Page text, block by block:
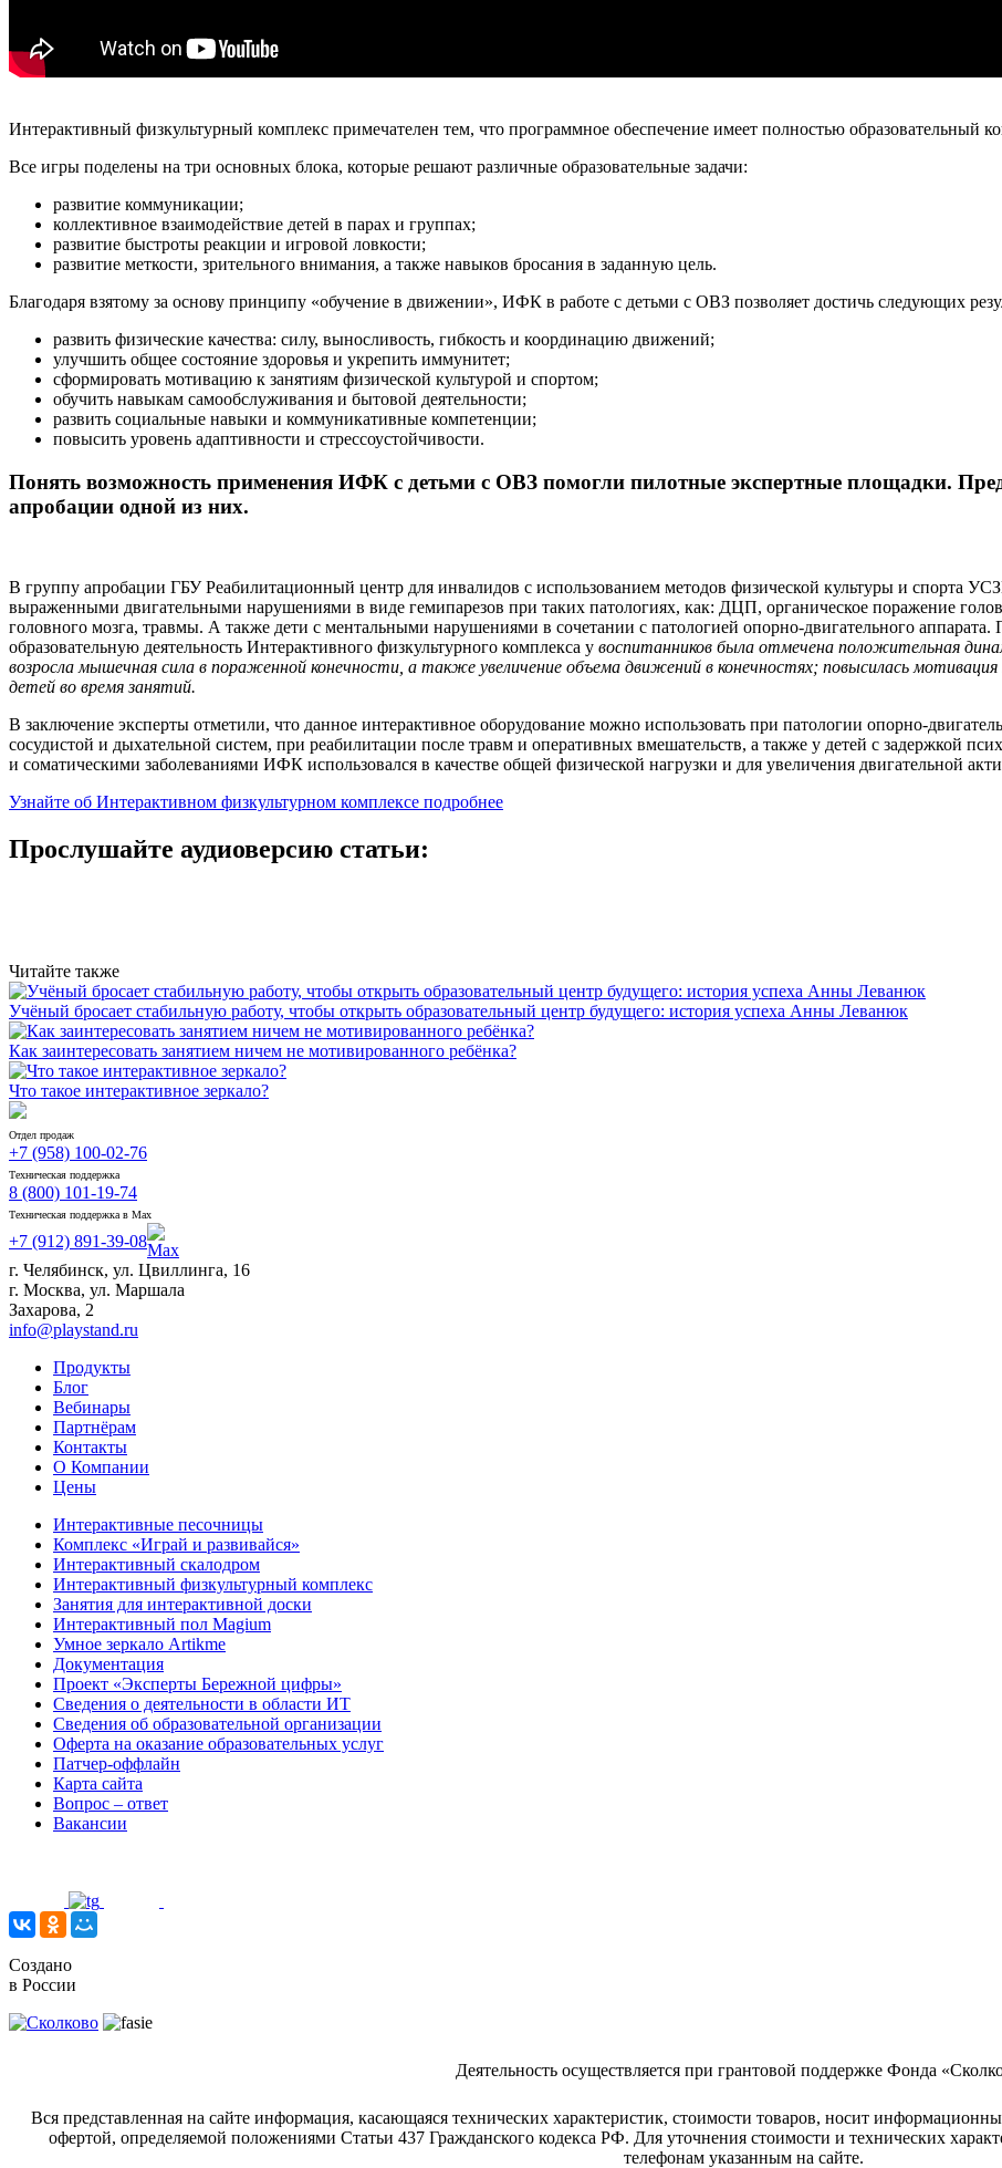
Интерактивный физкультурный комплекс примечателен тем, что программное обеспечение имеет полностью образовательный
Все игры поделены на три основных блока, которые решают различные образовательные задачи:
развитие коммуникации;
коллективное взаимодействие детей в парах и группах;
развитие быстроты реакции и игровой ловкости;
развитие меткости, зрительного внимания, а также навыков бросания в заданную цель.
Благодаря взятому за основу принципу «обучение в движении», ИФК в работе с детьми с ОВЗ позволяет достичь следующих
развить физические качества: силу, выносливость, гибкость и координацию движений;
улучшить общее состояние здоровья и укрепить иммунитет;
сформировать мотивацию к занятиям физической культурой и спортом;
обучить навыкам самообслуживания и бытовой деятельности;
развить социальные навыки и коммуникативные компетенции;
повысить уровень адаптивности и стрессоустойчивости.
Понять возможность применения ИФК с детьми с ОВЗ помогли пилотные экспертные площадки.
апробации одной из них.
В группу апробации ГБУ Реабилитационный центр для инвалидов с использованием методов физической культуры и спорта
выраженными двигательными нарушениями в виде гемипарезов при таких патологиях, как: ДЦП, органическое поражение
головного мозга, травмы. А также дети с ментальными нарушениями в сочетании с патологией опорно-двигательного
образовательную деятельность Интерактивного физкультурного комплекса у воспитанников была отмечена положительная
возросла мышечная сила в пораженной конечности, а также увеличение объема движений в конечностях; повысилась мотивация
детей во время занятий.
В заключение эксперты отметили, что данное интерактивное оборудование можно использовать при патологии опорно-
сосудистой и дыхательной систем, при реабилитации после травм и оперативных вмешательств, а также у детей с задержкой
и соматическими заболеваниями ИФК использовался в качестве общей физической нагрузки и для увеличения двигательной
Узнайте об Интерактивном физкультурном комплексе подробнее
Прослушайте аудиоверсию статьи:
Читайте также
Учёный бросает стабильную работу, чтобы открыть образовательный центр будущего: история успеха Анны Леванюк
Как заинтересовать занятием ничем не мотивированного ребёнка?
Что такое интерактивное зеркало?
Отдел продаж
+7 (958) 100-02-76
Техническая поддержка
8 (800) 101-19-74
Техническая поддержка в Max
+7 (912) 891-39-08
г. Челябинск, ул. Цвиллинга, 16
г. Москва, ул. Маршала
Захарова, 2
info@playstand.ru
Продукты
Блог
Вебинары
Партнёрам
Контакты
О Компании
Цены
Интерактивные песочницы
Комплекс «Играй и развивайся»
Интерактивный скалодром
Интерактивный физкультурный комплекс
Занятия для интерактивной доски
Интерактивный пол Magium
Умное зеркало Artikme
Документация
Проект «Эксперты Бережной цифры»
Сведения о деятельности в области ИТ
Сведения об образовательной организации
Оферта на оказание образовательных услуг
Патчер-оффлайн
Карта сайта
Вопрос – ответ
Вакансии
Создано
в России
Деятельность осуществляется при грантовой поддержке Фонда
Вся представленная на сайте информация, касающаяся технических характеристик, стоимости товаров, носит
офертой, определяемой положениями Статьи 437 Гражданского кодекса РФ. Для уточнения стоимости и технических
телефонам указанным на сайте.